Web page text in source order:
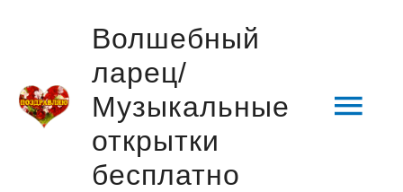
содержимому
Волшебный
ларец/
Музыкальные
открытки
бесплатно